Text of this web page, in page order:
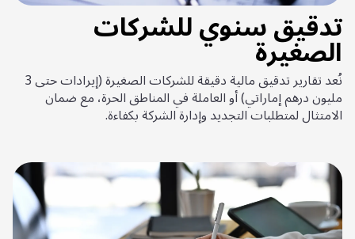
تدقيق سنوي للشركات
الصغيرة
نُعد تقارير تدقيق مالية دقيقة للشركات الصغيرة (إيرادات حتى 3
مليون درهم إماراتي) أو العاملة في المناطق الحرة، مع ضمان
الامتثال لمتطلبات التجديد وإدارة الشركة بكفاءة.